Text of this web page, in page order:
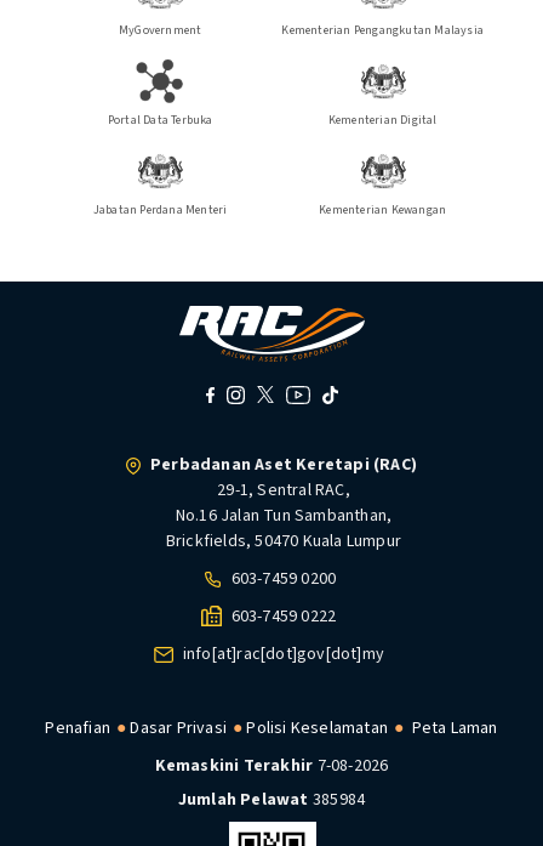
MyGovernment Kementerian Pengangkutan Malaysia
Portal Data Terbuka Kementerian Digital
Jabatan Perdana Menteri Kementerian Kewangan
Perbadanan Aset Keretapi (RAC)
29-1, Sentral RAC,
No.16 Jalan Tun Sambanthan,
Brickfields, 50470 Kuala Lumpur
603-7459 0200
603-7459 0222
info[at]rac[dot]gov[dot]my
Penafian Dasar Privasi Polisi Keselamatan
Peta Laman
Kemaskini Terakhir 7-08-2026
Jumlah Pelawat 385984